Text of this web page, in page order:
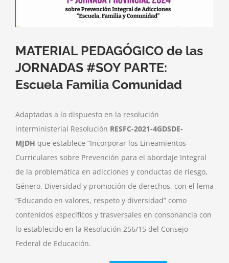
MATERIAL PEDAGÓGICO de las
JORNADAS #SOY PARTE:
Escuela Familia Comunidad
Adaptadas a lo dispuesto en la resolución
interministerial Resolución RESFC-2021-4GDSDE-
MJDH que establece “Incorporar los Lineamientos
Curriculares sobre Prevención para el abordaje Integral
de la problemática en adicciones y conductas de riesgo,
Género, Diversidad y promoción de derechos, con el lema
“Educando en valores, respeto y diversidad” como
contenidos específicos y trasversales en consonancia con
lo establecido en la Resolución 256/15 del Consejo
Federal de Educación.